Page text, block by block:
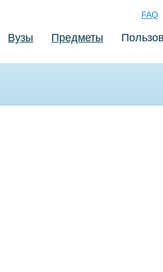
FAQ
Вузы Предметы